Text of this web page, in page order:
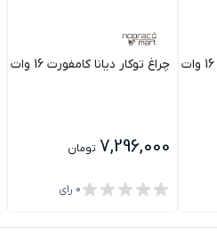
چراغ توکار دیانا کامفورت 16 وات مازی نور دهانه 10 سانت با رفلکتور M
7,296,000 تومان
0 رای